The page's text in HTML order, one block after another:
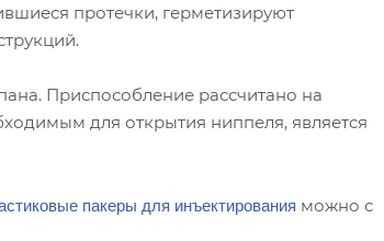
протечки, герметизируют
Приспособление рассчитано на
для открытия ниппеля, является
пакеры для инъектирования можно с